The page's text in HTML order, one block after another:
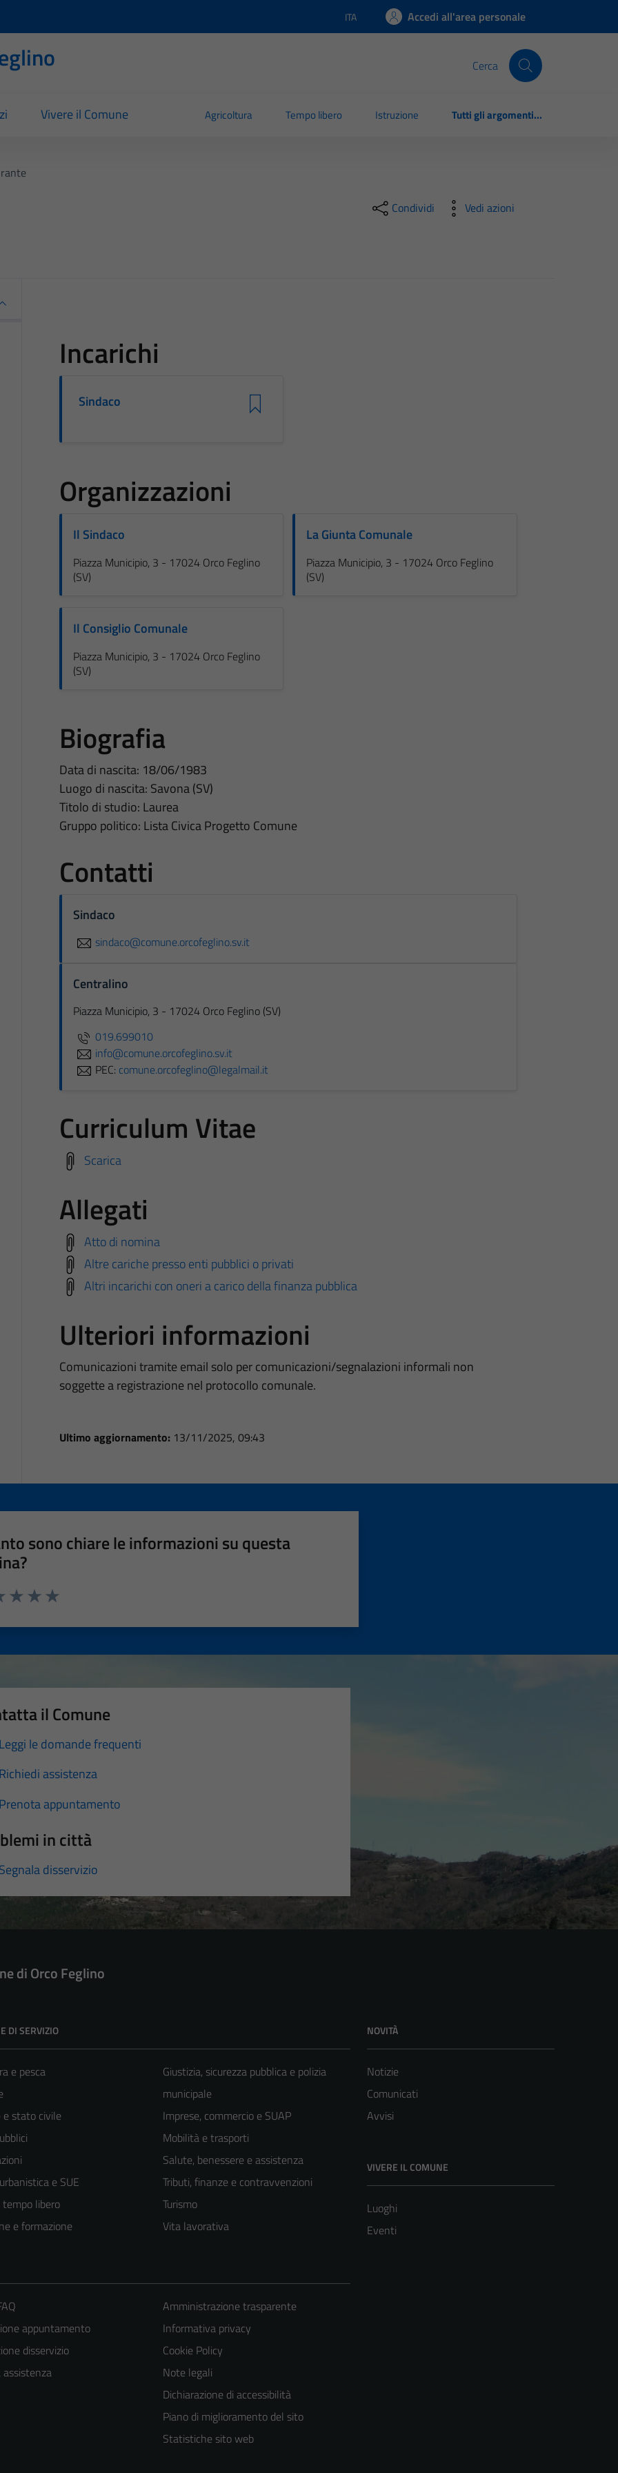
Lingua attiva:
ITA Accedi all'area personale
Cerca
Vivere il Comune Agricoltura Tempo libero Istruzione Tutti gli argomenti...
Condividi Vedi azioni
Incarichi
Sindaco
Organizzazioni
Il Sindaco
Piazza Municipio, 3 - 17024 Orco Feglino
(SV)
La Giunta Comunale
Piazza Municipio, 3 - 17024 Orco Feglino
(SV)
Il Consiglio Comunale
Piazza Municipio, 3 - 17024 Orco Feglino
(SV)
Biografia
Data di nascita: 18/06/1983
Luogo di nascita: Savona (SV)
Titolo di studio: Laurea
Gruppo politico: Lista Civica Progetto Comune
Contatti
Sindaco
sindaco@comune.orcofeglino.sv.it
Centralino
Piazza Municipio, 3 - 17024 Orco Feglino (SV)
019.699010
info@comune.orcofeglino.sv.it
PEC: comune.orcofeglino@legalmail.it
Curriculum Vitae
Scarica
Allegati
Atto di nomina
Altre cariche presso enti pubblici o privati
Altri incarichi con oneri a carico della finanza pubblica
Ulteriori informazioni
Comunicazioni tramite email solo per comunicazioni/segnalazioni informali non
soggette a registrazione nel protocollo comunale.
Ultimo aggiornamento: 13/11/2025, 09:43
sono chiare le informazioni su questa
il Comune
le domande frequenti
assistenza
appuntamento
in città
disservizio
di Orco Feglino
DI SERVIZIO
e pesca
e stato civile
e SUE
libero
e formazione
Giustizia, sicurezza pubblica e polizia
municipale
Imprese, commercio e SUAP
Mobilità e trasporti
Salute, benessere e assistenza
Tributi, finanze e contravvenzioni
Turismo
Vita lavorativa
NOVITÀ
Notizie
Comunicati
Avvisi
VIVERE IL COMUNE
Luoghi
Eventi
appuntamento
disservizio
Amministrazione trasparente
Informativa privacy
Cookie Policy
Note legali
Dichiarazione di accessibilità
Piano di miglioramento del sito
Statistiche sito web
Tecnici
Questi cookie
sono necessari
funzionamento